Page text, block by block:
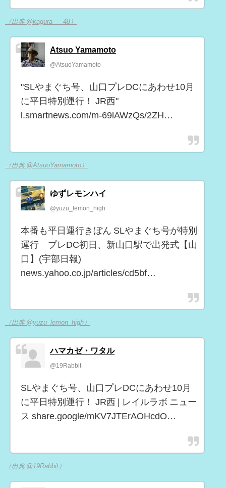
（出典 @kagura___48）
Atsuo Yamamoto
@AtsuoYamamoto
"SLやまぐち号、山口プレDCにあわせ10月
に平日特別運行！ JR西"
l.smartnews.com/m-69lAWzQs/2ZH…
（出典 @AtsuoYamamoto）
ゆずレモンハイ
@yuzu_lemon_high
本番も平日運行きぼん SLやまぐち号が特別
運行 プレDC初日、新山口駅で出発式【山
口】(宇部日報)
news.yahoo.co.jp/articles/cd5bf…
（出典 @yuzu_lemon_high）
ハマカゼ・ワタル
@19Rabbit
SLやまぐち号、山口プレDCにあわせ10月
に平日特別運行！ JR西 | レイルラボ ニュー
ス share.google/mKV7JTErAOHcdO…
（出典 @19Rabbit）